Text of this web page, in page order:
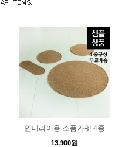
인테리어용 소품카펫 4종
13,900원